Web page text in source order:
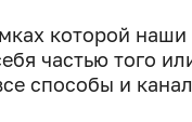
которой наши
частью того
способы и